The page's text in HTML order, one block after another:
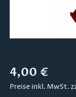
Regulärer Preis:
4,00 €
Preise inkl. MwSt.